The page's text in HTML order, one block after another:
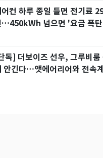
어컨 하루 종일 틀면 전기료
…450kWh 넘으면 '요금 폭
독] 더보이즈 선우, 그루비룸
안긴다…앳에어리어와 전속